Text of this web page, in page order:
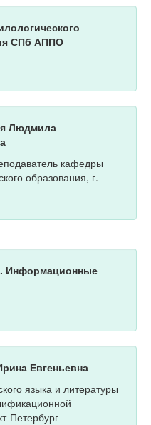
СПб АППО
Людмила
кафедры
образования, г.
Информационные
Евгеньевна
языка и литературы
Петербург